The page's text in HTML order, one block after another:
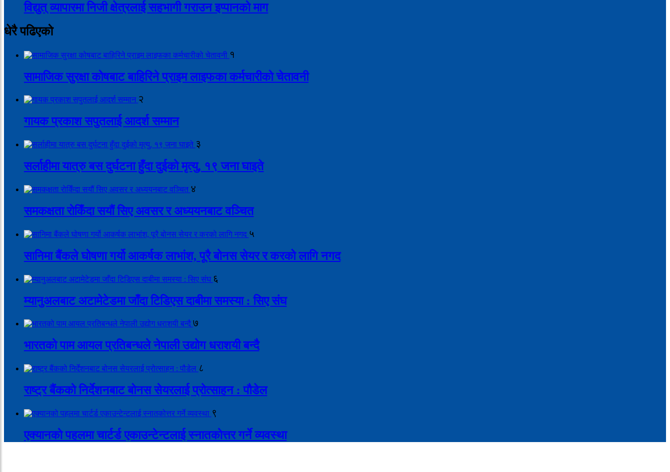
विद्युत् व्यापारमा निजी क्षेत्रलाई सहभागी गराउन इप्पानको माग
धेरै पढिएको
१
सामाजिक सुरक्षा कोषबाट बाहिरिने प्राइम लाइफका कर्मचारीको चेतावनी
२
गायक प्रकाश सपुतलाई आदर्श सम्मान
३
सर्लाहीमा यात्रु बस दुर्घटना हुँदा दुईको मृत्यु, १९ जना घाइते
४
समकक्षता रोकिँदा सयौं सिए अवसर र अध्ययनबाट वञ्चित
५
सानिमा बैंकले घोषणा गर्यो आकर्षक लाभांश, पूरै बोनस सेयर र करको लागि नगद
६
म्यानुअलबाट अटामेटेडमा जाँदा टिडिएस दाबीमा समस्या : सिए संघ
७
भारतको पाम आयल प्रतिबन्धले नेपाली उद्योग धराशयी बन्दै
८
राष्ट्र बैंकको निर्देशनबाट बोनस सेयरलाई प्रोत्साहन : पौडेल
९
एक्यानको पहलमा चार्टर्ड एकाउन्टेन्टलाई स्नातकोत्तर गर्ने व्यवस्था